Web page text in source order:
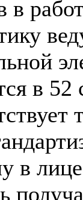
в
в 52
в